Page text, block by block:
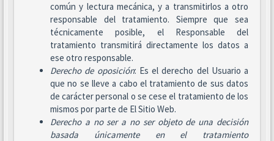
común y lectura mecánica, y a transmitirlos a otro
responsable del tratamiento. Siempre que sea
técnicamente posible, el Responsable del
tratamiento transmitirá directamente los datos a
ese otro responsable.
Derecho de oposición: Es el derecho del Usuario a
que no se lleve a cabo el tratamiento de sus datos
de carácter personal o se cese el tratamiento de los
mismos por parte de El Sitio Web.
Derecho a no ser a no ser objeto de una decisión
basada únicamente en el tratamiento